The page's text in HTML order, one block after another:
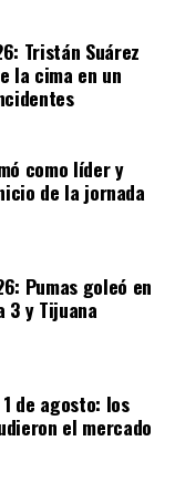
Tristán Suárez
la cima en un
como líder y
de la jornada
Pumas goleó en
3 y Tijuana
de agosto: los
el mercado